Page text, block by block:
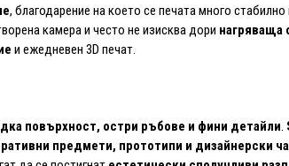
, благодарение на което се печата много
камера и често не изисква дори нагряваща
и ежедневен 3D печат.
повърхност, остри ръбове и фини детайли
предмети, прототипи и дизайнерски